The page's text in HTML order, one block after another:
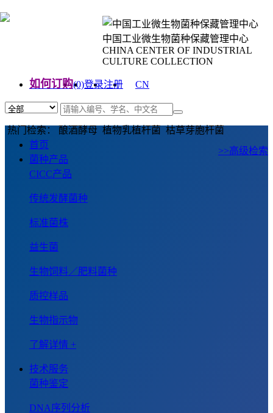
中国工业微生物菌种保藏管理中心
CHINA CENTER OF INDUSTRIAL
CULTURE COLLECTION
如何订购(0)登录注册
CN
热门检索： 酿酒酵母 植物乳植杆菌 枯草芽胞杆菌
>>高级检索
首页
菌种产品
CICC产品
传统发酵菌种
标准菌株
益生菌
生物饲料／肥料菌种
质控样品
生物指示物
了解详情 +
技术服务
菌种鉴定
DNA序列分析